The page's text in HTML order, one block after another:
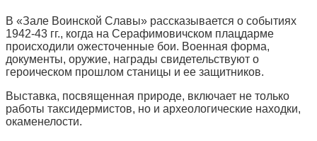
В «Зале Воинской Славы» рассказывается о событиях
1942-43 гг., когда на Серафимовичском плацдарме
происходили ожесточенные бои. Военная форма,
документы, оружие, награды свидетельствуют о
героическом прошлом станицы и ее защитников.
Выставка, посвященная природе, включает не только
работы таксидермистов, но и археологические находки,
окаменелости.